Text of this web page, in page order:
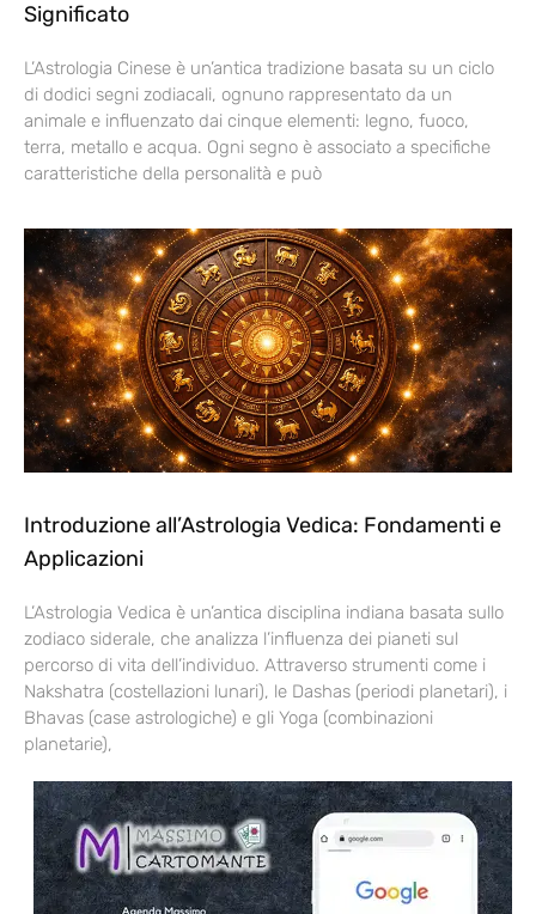
Significato
L’Astrologia Cinese è un’antica tradizione basata su un ciclo
di dodici segni zodiacali, ognuno rappresentato da un
animale e influenzato dai cinque elementi: legno, fuoco,
terra, metallo e acqua. Ogni segno è associato a specifiche
caratteristiche della personalità e può
Introduzione all’Astrologia Vedica: Fondamenti e
Applicazioni
L’Astrologia Vedica è un’antica disciplina indiana basata sullo
zodiaco siderale, che analizza l’influenza dei pianeti sul
percorso di vita dell’individuo. Attraverso strumenti come i
Nakshatra (costellazioni lunari), le Dashas (periodi planetari), i
Bhavas (case astrologiche) e gli Yoga (combinazioni
planetarie),